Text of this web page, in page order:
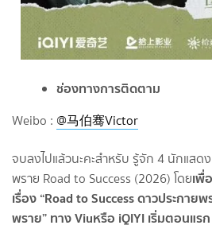
ช่องทางการติดตาม
Weibo : @马伯骞Victor
จบลงไปแล้วนะคะสำหรับ รู้จัก 4 นักแสด
พราย Road to Success (2026) โดยเพื่
เรื่อง “Road to Success ดาวประกายพ
พราย” ทาง Viuหรือ iQIYI เริ่มตอนแ